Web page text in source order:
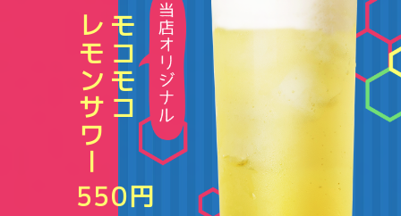
モコモコ
レモンサワ
ー
550円